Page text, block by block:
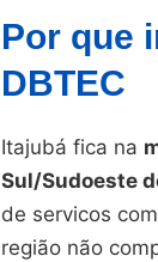
Por que
DBTEC
Itajubá fica na
Sul/Sudoeste
de servicos
região não